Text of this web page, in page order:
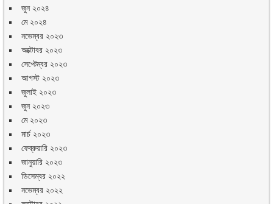
জুন ২০২৪
মে ২০২৪
নভেম্বর ২০২৩
অক্টোবর ২০২৩
সেপ্টেম্বর ২০২৩
আগস্ট ২০২৩
জুলাই ২০২৩
জুন ২০২৩
মে ২০২৩
মার্চ ২০২৩
ফেব্রুয়ারি ২০২৩
জানুয়ারি ২০২৩
ডিসেম্বর ২০২২
নভেম্বর ২০২২